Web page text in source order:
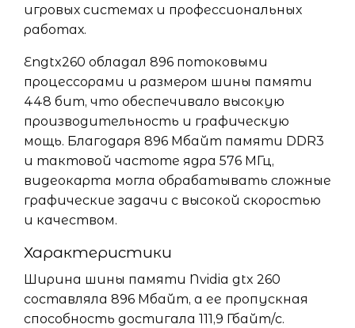
игровых системах и профессиональных
работах.
Engtx260 обладал 896 потоковыми
процессорами и размером шины памяти
448 бит, что обеспечивало высокую
производительность и графическую
мощь. Благодаря 896 Мбайт памяти DDR3
и тактовой частоте ядра 576 МГц,
видеокарта могла обрабатывать сложные
графические задачи с высокой скоростью
и качеством.
Характеристики
Ширина шины памяти Nvidia gtx 260
составляла 896 Мбайт, а ее пропускная
способность достигала 111,9 Гбайт/с.